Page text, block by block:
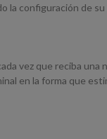
la configuración de
vez que reciba una
en la forma que